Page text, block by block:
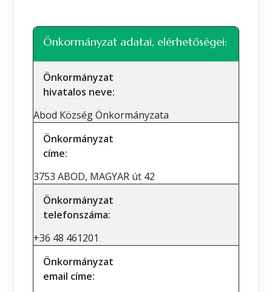
+
Önkormányzat adatai, elérhetőségei:
Önkormányzat
hivatalos neve:
Abod Község Önkormányzata
Önkormányzat
címe:
3753 ABOD, MAGYAR út 42
Önkormányzat
telefonszáma:
+36 48 461201
Önkormányzat
email címe: